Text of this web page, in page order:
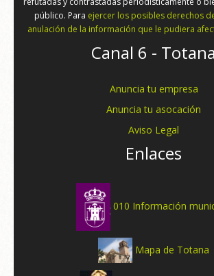
público. Para ejercer los posibles derechos
anulación de la información que le pudiera
Canal 6 - Totana
Anuncia tu empresa
Anuncia tu asocación
Aviso Legal
Enlaces
010 Información
Mapa de Totana